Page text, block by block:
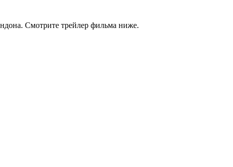
Смотрите трейлер фильма ниже.